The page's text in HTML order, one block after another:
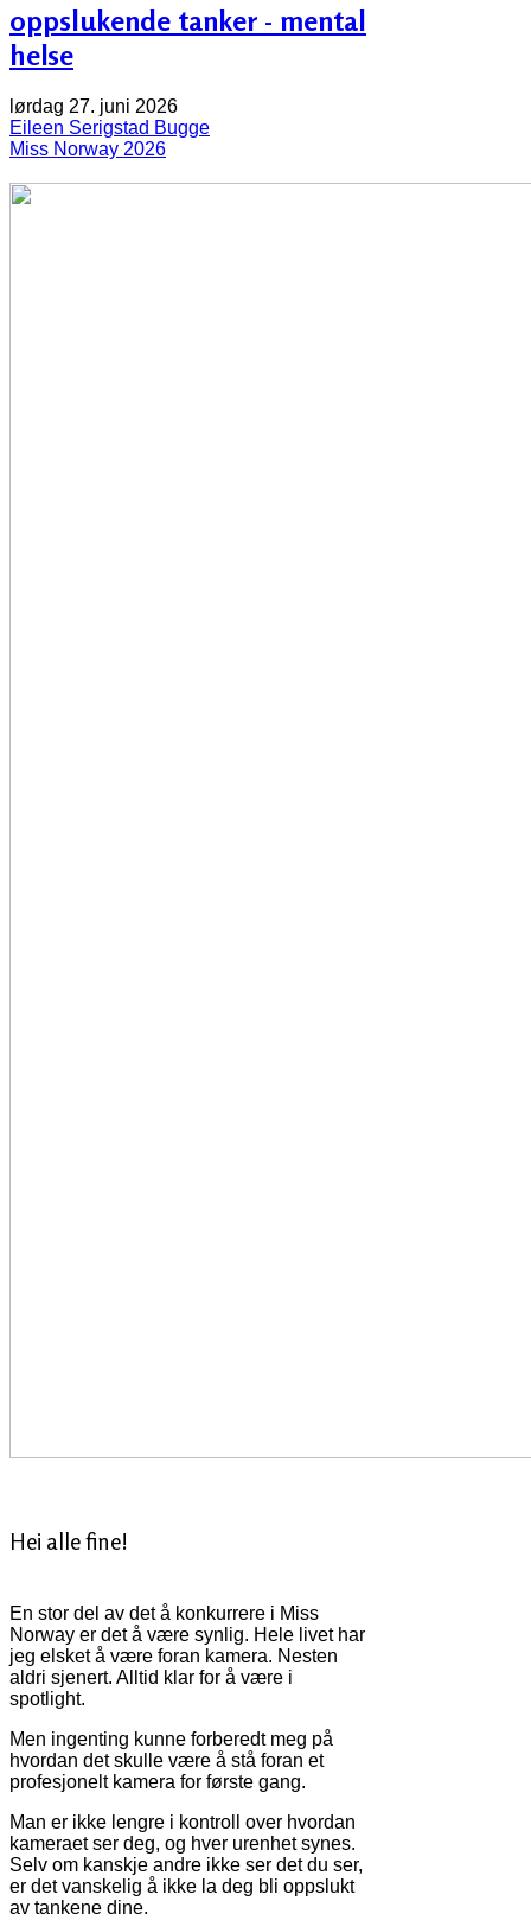
oppslukende tanker - mental
helse
lørdag 27. juni 2026
Eileen Serigstad Bugge
Miss Norway 2026
Hei alle fine!
En stor del av det å konkurrere i Miss
Norway er det å være synlig. Hele livet har
jeg elsket å være foran kamera. Nesten
aldri sjenert. Alltid klar for å være i
spotlight.
Men ingenting kunne forberedt meg på
hvordan det skulle være å stå foran et
profesjonelt kamera for første gang.
Man er ikke lengre i kontroll over hvordan
kameraet ser deg, og hver urenhet synes.
Selv om kanskje andre ikke ser det du ser,
er det vanskelig å ikke la deg bli oppslukt
av tankene dine.